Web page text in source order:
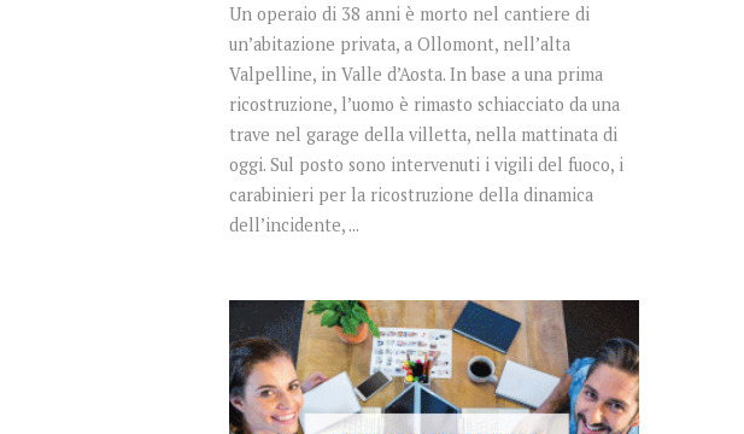
Un operaio di 38 anni è morto nel cantiere di
un’abitazione privata, a Ollomont, nell’alta
Valpelline, in Valle d’Aosta. In base a una prima
ricostruzione, l’uomo è rimasto schiacciato da una
trave nel garage della villetta, nella mattinata di
oggi. Sul posto sono intervenuti i vigili del fuoco, i
carabinieri per la ricostruzione della dinamica
dell’incidente, ...